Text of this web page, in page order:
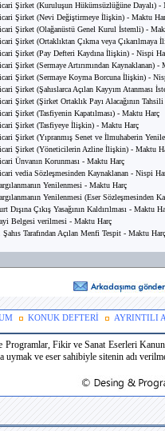
Şirket (Kuruluşun Hükümsüzlüğüne Dayalı) -
Şirket (Nevi Değiştirmeye İlişkin) - Maktu
Şirket (Olağanüstü Genel Kurul İstemli) -
Şirket (Ortaklıktan Çıkma veya Çıkarılmaya
Şirket (Pay Defteri Kaydına İlişkin) - Nispi
Şirket (Sermaye Artırımından Kaynaklanan) -
Şirket (Sermaye Koyma Borcuna İlişkin) -
Şirket (Şahıslarca Açılan Kayyım Atanması
Şirket (Şirket Ortaklık Payı Alacağının
Şirket (Tasfiyenin Kapatılması) - Maktu Harç
Şirket (Tasfiyeye İlişkin) - Maktu Harç
Şirket (Yıpranmış Senet ve İlmuhaberin
Şirket (Yöneticilerin Azline İlişkin) - Maktu
Ünvanın Korunması - Maktu Harç
vedia Sözleşmesinden Kaynaklanan - Nispi
Yenilenmesi - Maktu Harç
Yenilenmesi (Eser Sözleşmesinden
Dışına Çıkış Yasağının Kaldırılması - Maktu
Belgesi verilmesi - Maktu Harç
Şahıs Tarafından Açılan Menfi Tespit - Maktu Harç
KONUK DEFTERİ AYRINTILI
Fikir ve Sanat Eserleri
ve eser sahibiyle sitenin adı